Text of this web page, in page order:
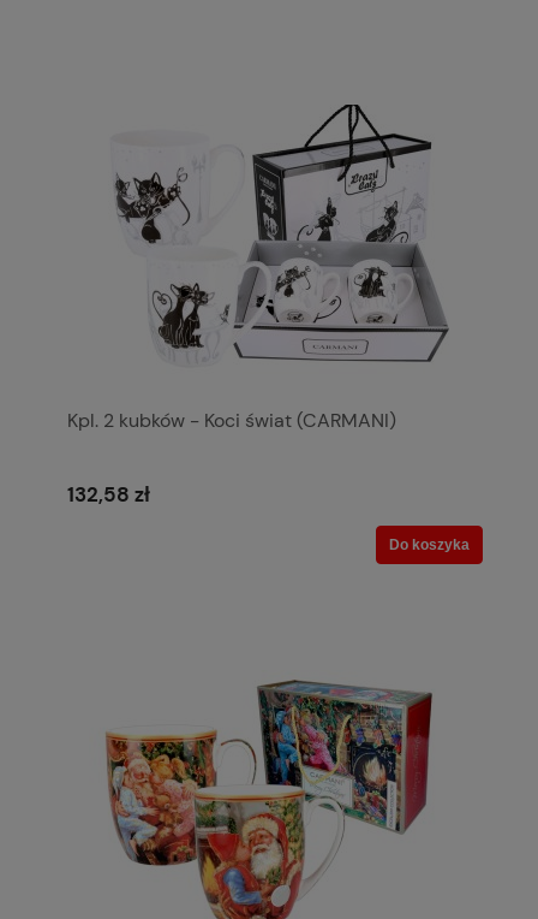
Kpl. 2 kubków - Koci świat (CARMANI)
132,58 zł
Do koszyka